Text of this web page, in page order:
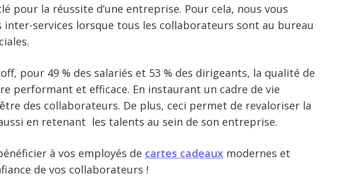
pour la réussite d’une entreprise. Pour cela, nous vous
services lorsque tous les collaborateurs sont au bureau
pour 49 % des salariés et 53 % des dirigeants, la qualité de
performant et efficace. En instaurant un cadre de vie
des collaborateurs. De plus, ceci permet de revaloriser la
en retenant les talents au sein de son entreprise.
à vos employés de cartes cadeaux modernes et
de vos collaborateurs !